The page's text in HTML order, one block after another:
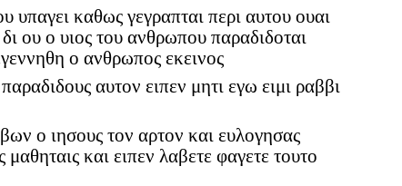
υπαγει καθως γεγραπται περι αυτου ουαι
ου ο υιος του ανθρωπου παραδιδοται
ο ανθρωπος εκεινος
αυτον ειπεν μητι εγω ειμι ραββι
ο ιησους τον αρτον και ευλογησας
μαθηταις και ειπεν λαβετε φαγετε τουτο